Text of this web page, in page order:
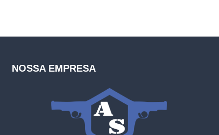
NOSSA EMPRESA